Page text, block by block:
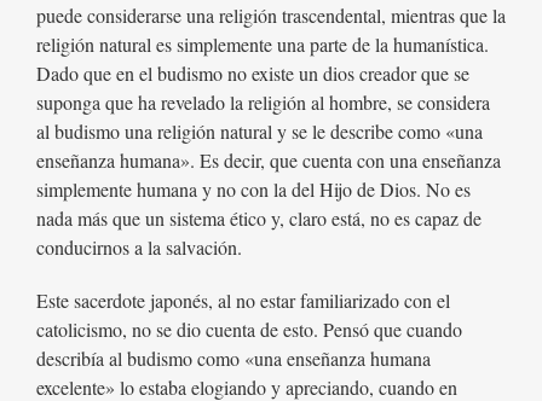
puede considerarse una religión trascendental, mientras que la
religión natural es simplemente una parte de la humanística.
Dado que en el budismo no existe un dios creador que se
suponga que ha revelado la religión al hombre, se considera
al budismo una religión natural y se le describe como «una
enseñanza humana». Es decir, que cuenta con una enseñanza
simplemente humana y no con la del Hijo de Dios. No es
nada más que un sistema ético y, claro está, no es capaz de
conducirnos a la salvación.
Este sacerdote japonés, al no estar familiarizado con el
catolicismo, no se dio cuenta de esto. Pensó que cuando
describía al budismo como «una enseñanza humana
excelente» lo estaba elogiando y apreciando, cuando en